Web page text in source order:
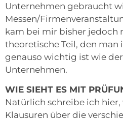
Unternehmen gebraucht
Messen/
kam bei mir bisher jedoch
theoretische Teil, den man
genauso wichtig ist wie
Unternehmen.
WIE SIEHT ES MIT
Natürlich schreibe ich hier,
Klausuren über die